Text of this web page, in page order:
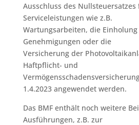
Ausschluss des
Serviceleistungen wie z.B.
Wartungsarbeiten, die
Genehmigungen oder die
Versicherung der
Haftpflicht- und
1.4.2023 angewendet werden.
Das BMF enthält noch weitere
Ausführungen, z.B. zur